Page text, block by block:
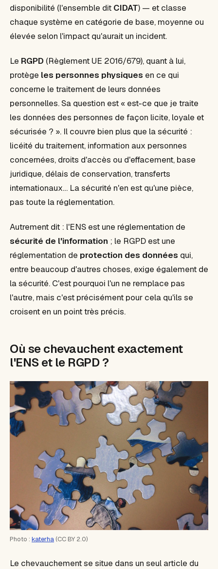
disponibilité (l'ensemble dit CIDAT) — et classe
chaque système en catégorie de base, moyenne ou
élevée selon l'impact qu'aurait un incident.
Le RGPD (Règlement UE 2016/679), quant à lui,
protège les personnes physiques en ce qui
concerne le traitement de leurs données
personnelles. Sa question est « est-ce que je traite
les données des personnes de façon licite, loyale et
sécurisée ? ». Il couvre bien plus que la sécurité :
licéité du traitement, information aux personnes
concernées, droits d'accès ou d'effacement, base
juridique, délais de conservation, transferts
internationaux… La sécurité n'en est qu'une pièce,
pas toute la réglementation.
Autrement dit : l'ENS est une réglementation de
sécurité de l'information ; le RGPD est une
réglementation de protection des données qui,
entre beaucoup d'autres choses, exige également de
la sécurité. C'est pourquoi l'un ne remplace pas
l'autre, mais c'est précisément pour cela qu'ils se
croisent en un point très précis.
Où se chevauchent exactement
l'ENS et le RGPD ?
Photo : katerha (CC BY 2.0)
Le chevauchement se situe dans un seul article du